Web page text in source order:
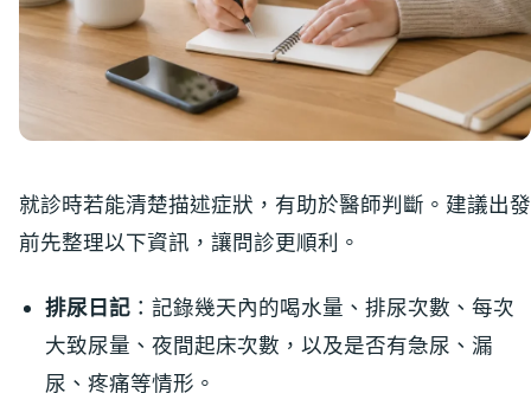
就診時若能清楚描述症狀，有助於醫師判斷。建議出發
前先整理以下資訊，讓問診更順利。
排尿日記 ：記錄幾天內的喝水量、排尿次數、每次
大致尿量、夜間起床次數，以及是否有急尿、漏
尿、疼痛等情形。